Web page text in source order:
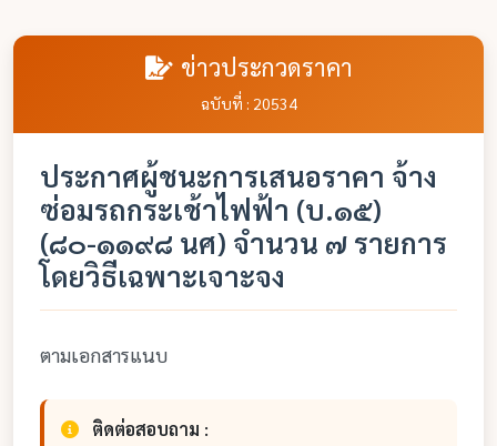
ข่าวประกวดราคา
ฉบับที่ : 20534
ประกาศผู้ชนะการเสนอราคา จ้าง
ซ่อมรถกระเช้าไฟฟ้า (บ.๑๕)
(๘๐-๑๑๙๘ นศ) จำนวน ๗ รายการ
โดยวิธีเฉพาะเจาะจง
ตามเอกสารแนบ
ติดต่อสอบถาม :